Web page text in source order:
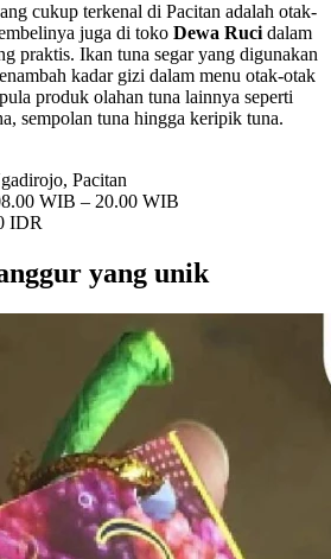
cukup terkenal di Pacitan adalah otak-
juga di toko Dewa Ruci dalam
praktis. Ikan tuna segar yang digunakan
kadar gizi dalam menu otak-otak
produk olahan tuna lainnya seperti
sempolan tuna hingga keripik tuna.
Pacitan
WIB – 20.00 WIB
IDR
yang unik